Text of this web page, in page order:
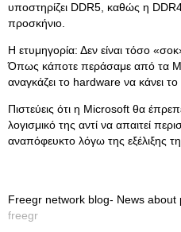
υποστηρίζει DDR5, καθώς η
προσκήνιο.
Η ετυμηγορία: Δεν είναι τόσο
Όπως κάποτε περάσαμε από τα
αναγκάζει το hardware να κάνει
Πιστεύεις ότι η Microsoft θα
λογισμικό της αντί να απαιτεί
αναπόφευκτο λόγω της εξέλιξης
Freegr network blog- News about
freegr